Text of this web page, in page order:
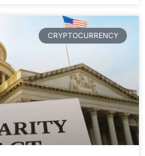
CRYPTOCURRENCY